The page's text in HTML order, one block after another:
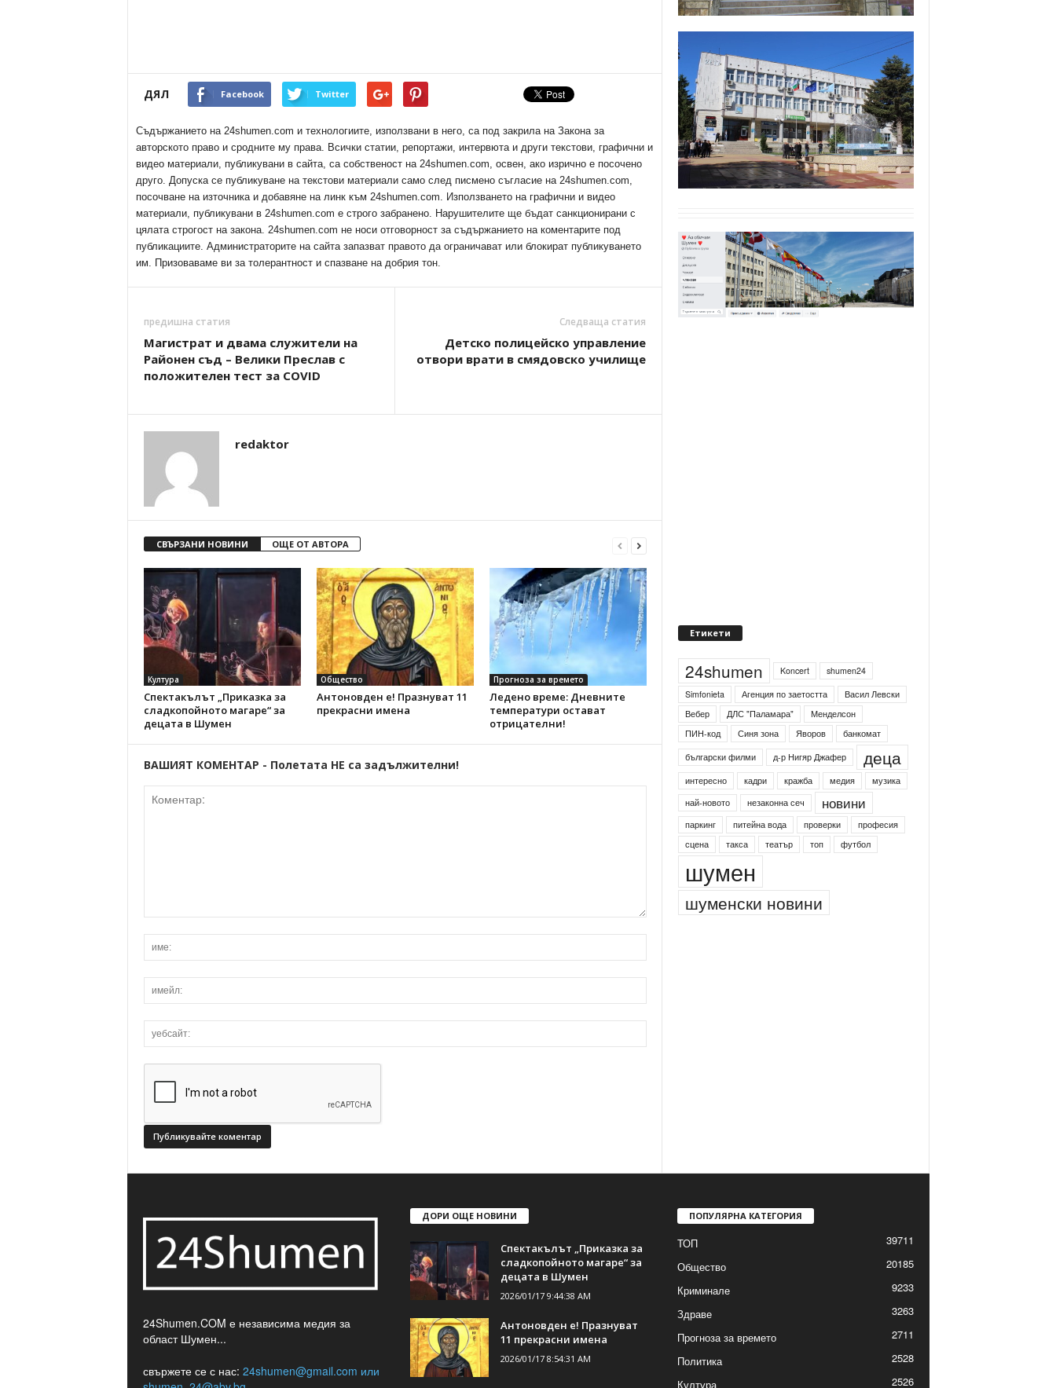
ДЯЛ Facebook Twitter
Съдържанието на 24shumen.com и технологиите, използвани в него, са под закрила на Закона за
авторското право и сродните му права. Всички статии, репортажи, интервюта и други текстови, графични и
видео материали, публикувани в сайта, са собственост на 24shumen.com, освен, ако изрично е посочено
друго. Допуска се публикуване на текстови материали само след писмено съгласие на 24shumen.com,
посочване на източника и добавяне на линк към 24shumen.com. Използването на графични и видео
материали, публикувани в 24shumen.com е строго забранено. Нарушителите ще бъдат санкционирани с
цялата строгост на закона. 24shumen.com не носи отговорност за съдържанието на коментарите под
публикациите. Администраторите на сайта запазват правото да ограничават или блокират публикуването
им. Призоваваме ви за толерантност и спазване на добрия тон.
предишна статия
Магистрат и двама служители на
Районен съд – Велики Преслав с
положителен тест за COVID
Следваща статия
Детско полицейско управление
отвори врати в смядовско училище
redaktor
СВЪРЗАНИ НОВИНИ ОЩЕ ОТ АВТОРА
Култура
Спектакълът „Приказка за
сладкопойното магаре“ за
децата в Шумен
Общество
Антоновден е! Празнуват 11
прекрасни имена
Прогноза за времето
Ледено време: Дневните
температури остават
отрицателни!
ВАШИЯТ КОМЕНТАР - Полетата НЕ са задължителни!
Етикети
24shumen Koncert
shumen24
Simfonieta
Агенция по заетостта
Васил Левски
Вебер
ДЛС "Паламара"
Менделсон
ПИН-код
Синя зона Яворов
банкомат
български филми
д-р Нигяр Джафер деца
интересно кадри кражба медия
музика
най-новото
незаконна сеч новини
паркинг питейна вода проверки
професия
сцена
такса театър топ футбол
шумен
шуменски новини
24Shumen.COM е независима медия за
област Шумен...
свържете се с нас: 24shumen@gmail.com или
ДОРИ ОЩЕ НОВИНИ
Спектакълът „Приказка за
сладкопойното магаре“ за
децата в Шумен
2026/01/17 9:44:38 AM
Антоновден е! Празнуват
11 прекрасни имена
2026/01/17 8:54:31 AM
ПОПУЛЯРНА КАТЕГОРИЯ
ТОП
39711
Общество
20185
Криминале
9233
Здраве
3263
Прогноза за времето
2711
Политика
2528
Култура
2526